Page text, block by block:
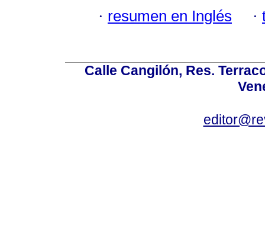
· resumen en Inglés ·
Calle Cangilón, Res.